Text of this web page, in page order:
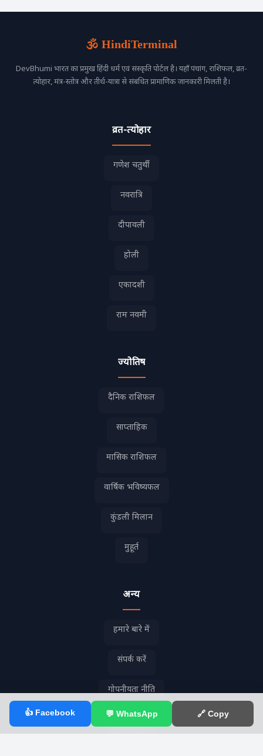
👍 Facebook 💬 WhatsApp 🔗 Copy
🕉️ HindiTerminal
DevBhumi भारत का प्रमुख हिंदी धर्म एवं संस्कृति पोर्टल है। यहाँ पंचांग, राशिफल, व्रत-
त्योहार, मंत्र-स्तोत्र और तीर्थ-यात्रा से संबंधित प्रामाणिक जानकारी मिलती है।
व्रत-त्योहार
गणेश चतुर्थी
नवरात्रि
दीपावली
होली
एकादशी
राम नवमी
ज्योतिष
दैनिक राशिफल
साप्ताहिक
मासिक राशिफल
वार्षिक भविष्यफल
कुंडली मिलान
मुहूर्त
अन्य
हमारे बारे में
संपर्क करें
गोपनीयता नीति
विज्ञापन दें